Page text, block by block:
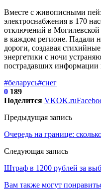
Вместе с живописными
электроснабжения в 170
отключений в Могилевской
в каждом регионе. Падали
дороги, создавая
энергетики с ночи
пострадавших информации
#беларусь#снег
0 189
Поделится VKOK.ru
Предыдущая запись
Очередь на границе:
Следующая запись
Штраф в 1200 рублей за
Вам также могут